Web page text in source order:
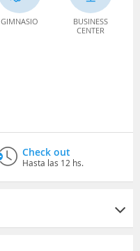
GIMNASIO
BUSINESS
CENTER
Check out
Hasta las 12 hs.